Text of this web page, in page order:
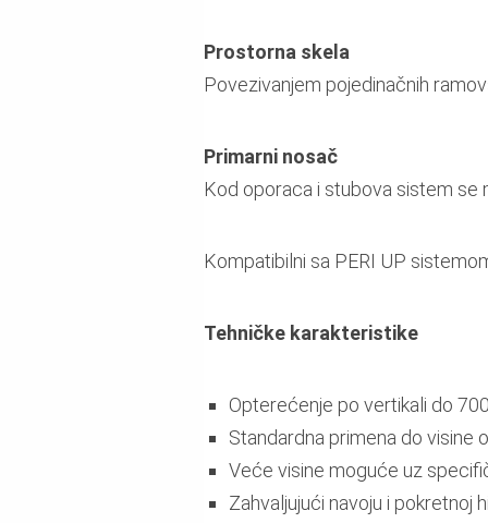
Prostorna skela
Povezivanjem pojedinačnih
Primarni nosač
Kod oporaca i stubova sistem se
Kompatibilni sa PERI UP
Tehničke karakteristike
Opterećenje po vertikali do
Standardna primena do visine
Veće visine moguće uz
Zahvaljujući navoju i pokretnoj